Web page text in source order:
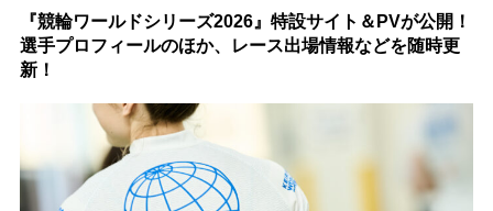
『競輪ワールドシリーズ2026』特設サイト＆PVが公開！
選手プロフィールのほか、レース出場情報などを随時更
新！